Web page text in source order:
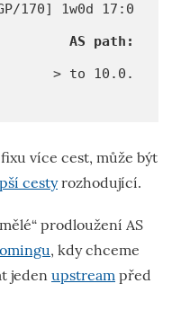
170] 1w0d 17:0
AS path:
více cest, může být
cestyrozhodující.
prodloužení AS
, kdy chceme
jeden upstream před